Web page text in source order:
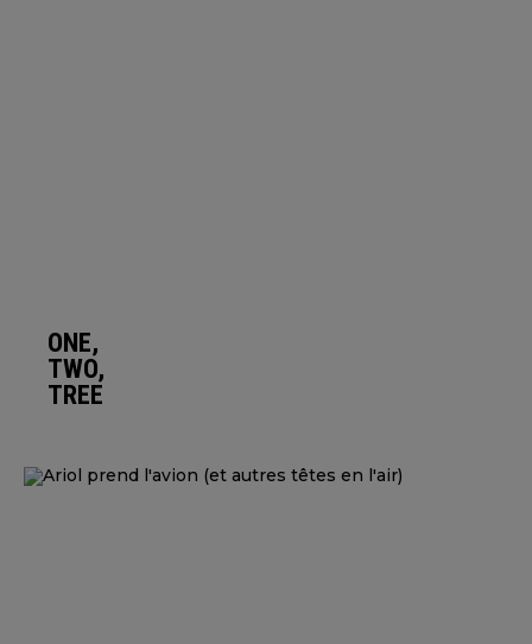
ONE,
TWO,
TREE